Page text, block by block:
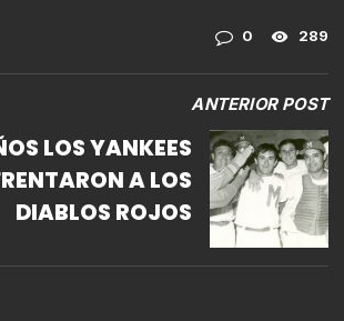
0 289
ANTERIOR POST
LOS YANKEES
A LOS
DIABLOS ROJOS